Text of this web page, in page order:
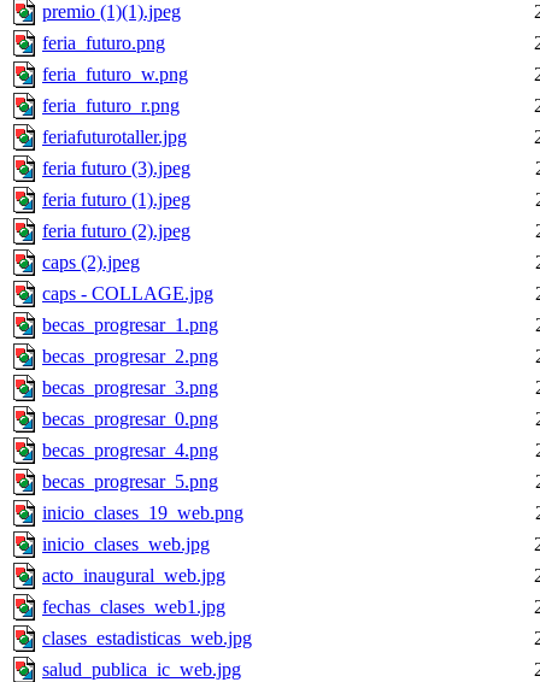
premio (1)(1).jpeg
feria_futuro.png
feria_futuro_w.png
feria_futuro_r.png
feriafuturotaller.jpg
feria futuro (3).jpeg
feria futuro (1).jpeg
feria futuro (2).jpeg
caps (2).jpeg
caps - COLLAGE.jpg
becas_progresar_1.png
becas_progresar_2.png
becas_progresar_3.png
becas_progresar_0.png
becas_progresar_4.png
becas_progresar_5.png
inicio_clases_19_web.png
inicio_clases_web.jpg
acto_inaugural_web.jpg
fechas_clases_web1.jpg
clases_estadisticas_web.jpg
salud_publica_ic_web.jpg